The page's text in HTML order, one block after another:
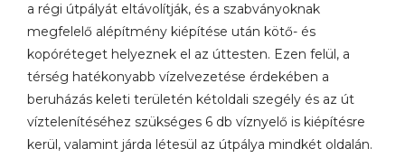
a régi útpályát eltávolítják, és a szabványoknak
megfelelő alépítmény kiépítése után kötő- és
kopóréteget helyeznek el az úttesten. Ezen felül, a
térség hatékonyabb vízelvezetése érdekében a
beruházás keleti területén kétoldali szegély és az út
víztelenítéséhez szükséges 6 db víznyelő is kiépítésre
kerül, valamint járda létesül az útpálya mindkét oldalán.